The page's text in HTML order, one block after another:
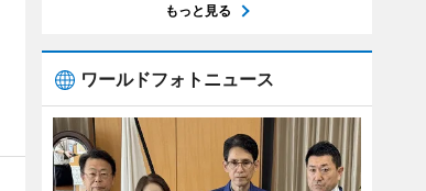
もっと見る
ワールドフォトニュース